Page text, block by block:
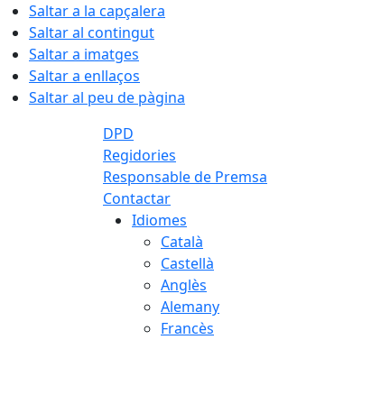
Saltar a la capçalera
Saltar al contingut
Saltar a imatges
Saltar a enllaços
Saltar al peu de pàgina
DPD
Regidories
Responsable de Premsa
Contactar
Idiomes
Català
Castellà
Anglès
Alemany
Francès